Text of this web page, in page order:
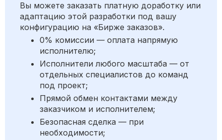
Вы можете заказать платную доработку или
адаптацию этой разработки под вашу
конфигурацию на «Бирже заказов».
0% комиссии — оплата напрямую
исполнителю;
Исполнители любого масштаба — от
отдельных специалистов до команд
под проект;
Прямой обмен контактами между
заказчиком и исполнителем;
Безопасная сделка — при
необходимости;